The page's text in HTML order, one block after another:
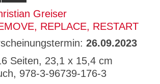
Greiser
REPLACE, RESTART
26.09.2023
Seiten, 23,1 x 15,4 cm
978-3-96739-176-3